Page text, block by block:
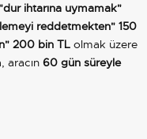
"dur ihtarına uymamak"
reddetmekten" 150
200 bin TL olmak üzere
aracın 60 gün süreyle